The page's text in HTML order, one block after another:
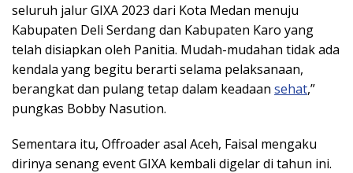
seluruh jalur GIXA 2023 dari Kota Medan menuju
Kabupaten Deli Serdang dan Kabupaten Karo yang
telah disiapkan oleh Panitia. Mudah-mudahan tidak ada
kendala yang begitu berarti selama pelaksanaan,
berangkat dan pulang tetap dalam keadaan sehat,”
pungkas Bobby Nasution.
Sementara itu, Offroader asal Aceh, Faisal mengaku
dirinya senang event GIXA kembali digelar di tahun ini.